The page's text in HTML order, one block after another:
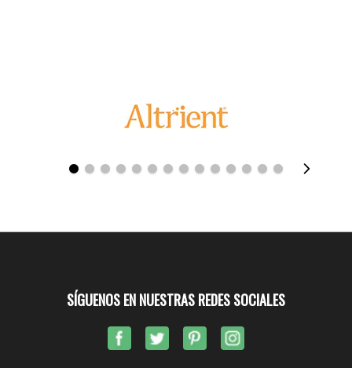
SÍGUENOS EN NUESTRAS REDES SOCIALES